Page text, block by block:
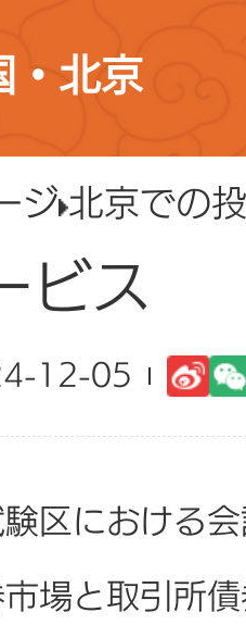
・北京
ジ 北京での
ビス
12-05
区における
場と取引所